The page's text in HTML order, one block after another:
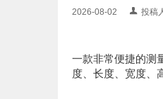
2026-08-02 投稿
一款非常便捷的测
度、长度、宽度、